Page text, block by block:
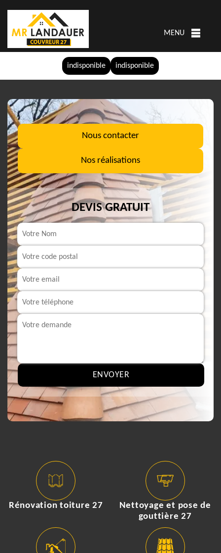
indisponible indisponible
MENU
Nous contacter
Nos réalisations
DEVIS GRATUIT
Rénovation toiture 27
Nettoyage et pose de
gouttière 27